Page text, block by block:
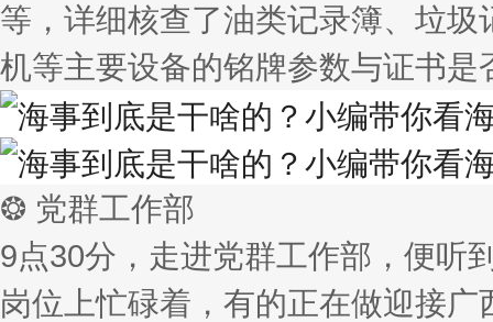
等，详细核查了油类记录簿、垃
机等主要设备的铭牌参数与证书是
❂ 党群工作部
9点30分，走进党群工作部，便听
岗位上忙碌着，有的正在做迎接